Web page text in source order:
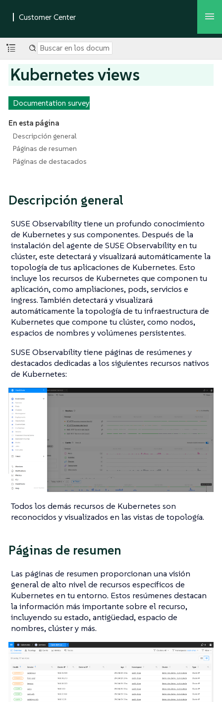
Kubernetes views
Documentation survey
En esta página
Descripción general
Páginas de resumen
Páginas de destacados
Descripción general
SUSE Observability tiene un profundo conocimiento
de Kubernetes y sus componentes. Después de la
instalación del agente de SUSE Observability en tu
clúster, este detectará y visualizará automáticamente la
topología de tus aplicaciones de Kubernetes. Esto
incluye los recursos de Kubernetes que componen tu
aplicación, como ampliaciones, pods, servicios e
ingress. También detectará y visualizará
automáticamente la topología de tu infraestructura de
Kubernetes que compone tu clúster, como nodos,
espacios de nombres y volúmenes persistentes.
SUSE Observability tiene páginas de resúmenes y
destacados dedicadas a los siguientes recursos nativos
de Kubernetes:
Todos los demás recursos de Kubernetes son
reconocidos y visualizados en las vistas de topología.
Páginas de resumen
Las páginas de resumen proporcionan una visión
general de alto nivel de recursos específicos de
Kubernetes en tu entorno. Estos resúmenes destacan
la información más importante sobre el recurso,
incluyendo su estado, antigüedad, espacio de
nombres, clúster y más.